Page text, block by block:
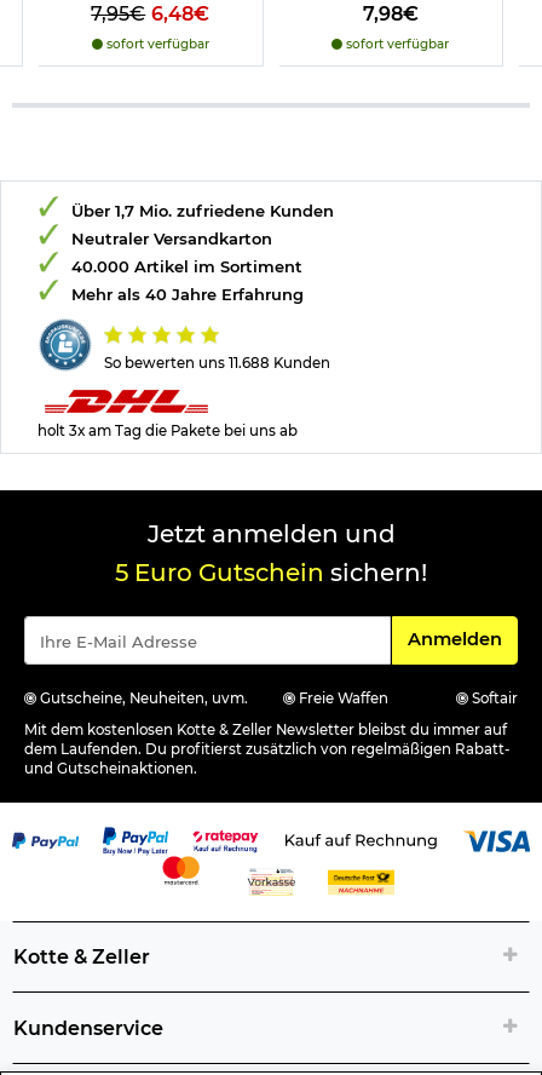
7,95€ 6,48€
sofort verfügbar
7,98€
sofort verfügbar
So bewerten uns 11.688 Kunden
Über 1,7 Mio. zufriedene Kunden
Neutraler Versandkarton
40.000 Artikel im Sortiment
Mehr als 40 Jahre Erfahrung
holt 3x am Tag die Pakete bei uns ab
Jetzt anmelden und
5 Euro Gutschein sichern!
Für den
Anmelden
Gutscheine, Neuheiten, uvm. Freie Waffen
Softair
Mit dem kostenlosen Kotte & Zeller Newsletter bleibst du immer auf
dem Laufenden. Du profitierst zusätzlich von regelmäßigen Rabatt-
und Gutscheinaktionen.
Kotte & Zeller
Kundenservice